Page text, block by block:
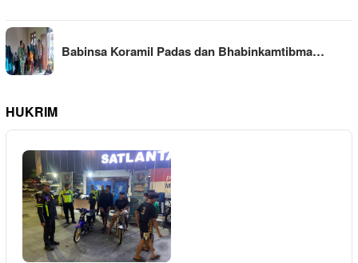
Babinsa Koramil Padas dan Bhabinkamtibma…
HUKRIM